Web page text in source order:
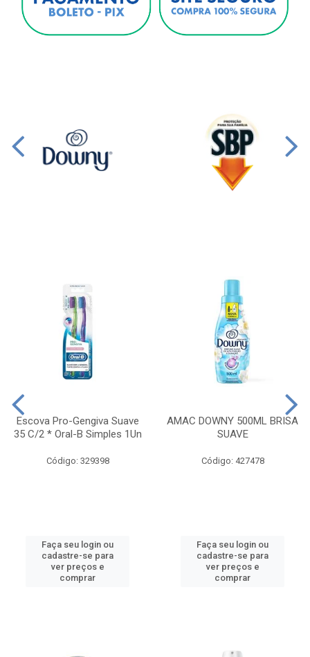
Escova Pro-Gengiva Suave
35 C/2 * Oral-B Simples 1Un
Código: 329398
Faça seu login ou
cadastre-se para
ver preços e
comprar
AMAC DOWNY 500ML BRISA
SUAVE
Código: 427478
Faça seu login ou
cadastre-se para
ver preços e
comprar